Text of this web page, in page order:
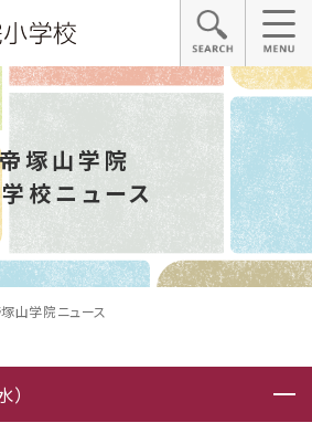
帝塚山学院
校ニュース
山学院ニュース